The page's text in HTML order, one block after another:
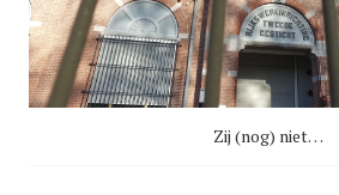
Zij (nog) niet…